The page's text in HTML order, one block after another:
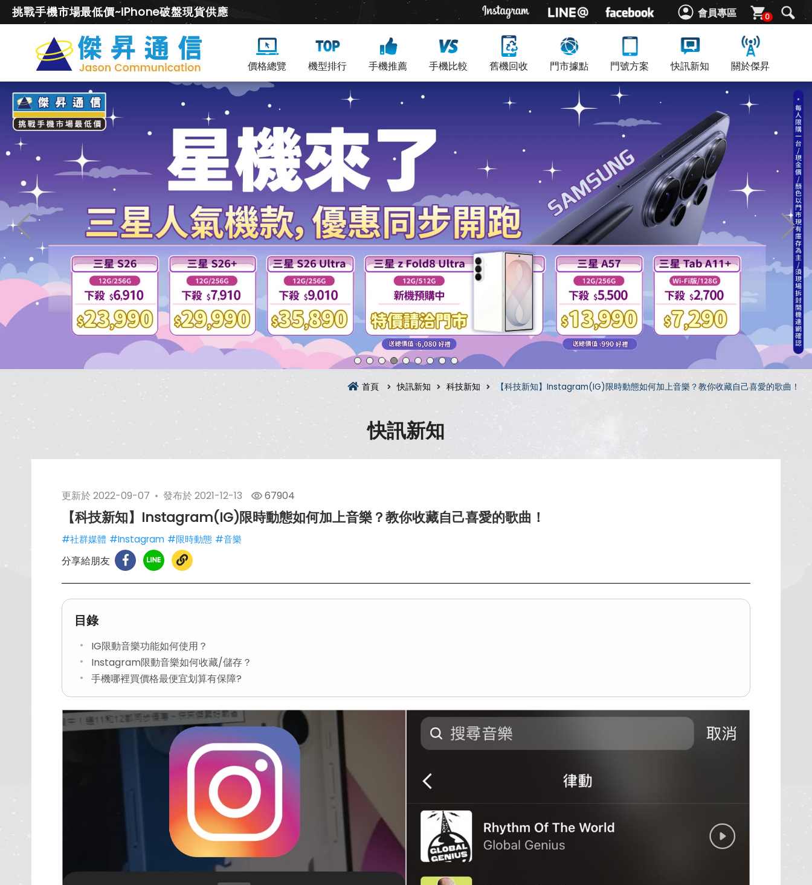
會員專區 0
挑戰手機市場最低價~iPhone破盤現貨供應
價格總覽 機型排行 手機推薦 手機比較 舊機回收 門市據點 門號方案 快訊新知 關於傑昇
首頁 快訊新知 科技新知 【科技新知】Instagram(IG)限時動態如何加上音樂？教你收藏自己喜愛的歌曲！
快訊新知
更新於 2022-09-07 發布於 2021-12-13 67904
【科技新知】Instagram(IG)限時動態如何加上音樂？教你收藏自己喜愛的歌曲！
#社群媒體 #Instagram #限時動態 #音樂
分享給朋友
目錄
IG限動音樂功能如何使用？
Instagram限動音樂如何收藏/儲存？
手機哪裡買價格最便宜划算有保障?